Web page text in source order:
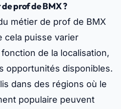
prof de BMX ?
métier de prof de BMX
cela puisse varier
de la localisation,
opportunités disponibles.
dans des régions où le
populaire peuvent